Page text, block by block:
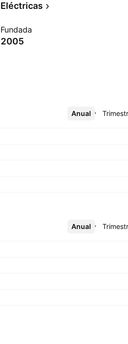
Eléctricas
Fundada
2005
Anual
Más
Anual
Más